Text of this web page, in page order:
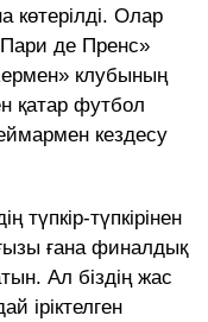
көтерілді. Олар
де Пренс»
клубының
қатар футбол
кездесу
түпкір-түпкірінен
ғана финалдық
Ал біздің жас
іріктелген